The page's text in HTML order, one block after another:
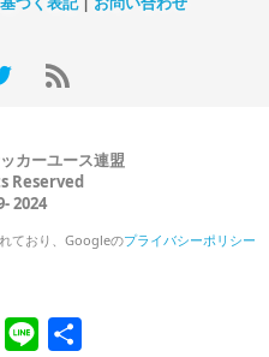
カーユース連盟
Reserved
2024
ており、Googleのプライバシーポリシー
Facebook
Line